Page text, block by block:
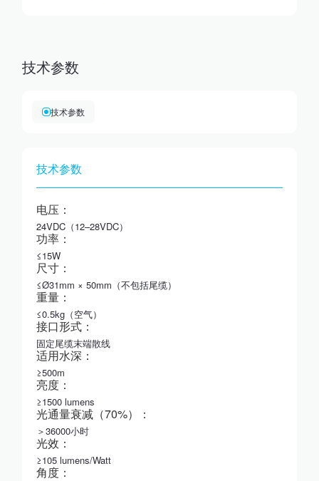
技术参数
技术参数
技术参数
电压：
24VDC（12–28VDC）
功率：
≤15W
尺寸：
≤Ø31mm × 50mm（不包括尾缆）
重量：
≤0.5kg（空气）
接口形式：
固定尾缆末端散线
适用水深：
≥500m
亮度：
≥1500 lumens
光通量衰减（70%）：
＞36000小时
光效：
≥105 lumens/Watt
角度：